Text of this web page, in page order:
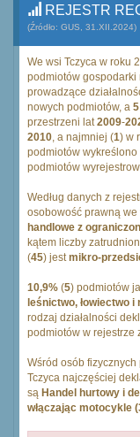
REJESTR
(Źródło: GUS, 31.XII.2024)
We wsi Tczyca w roku
podmiotów gospodarki
prowadzące
nowych podmiotów, a 5
przestrzeni lat2009-
2010, a najmniej (1) w
podmiotów wykreślono
podmiotów
Według danych z
osobowość prawną
handlowe z
kątem liczby
(45) jestmikro-
10,9% (5) podmiotów
leśnictwo, łowiectwo
rodzaj działalności
podmiotów w rejestrze
Wśród osób
Tczyca najczęściej
są Handel hurtowy i
włączając motocykle